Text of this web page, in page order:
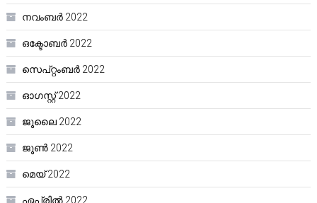
നവംബർ 2022
ഒക്ടോബർ 2022
സെപ്റ്റംബർ 2022
ഓഗസ്റ്റ്‌ 2022
ജൂലൈ 2022
ജൂൺ 2022
മെയ്‌ 2022
ഏപ്രിൽ 2022